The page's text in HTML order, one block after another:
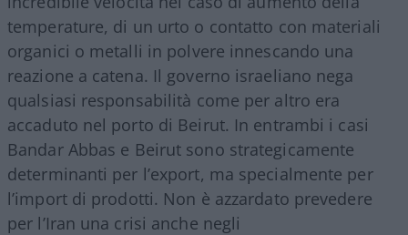
temperature, di un urto o contatto con materiali
organici o metalli in polvere innescando una
reazione a catena. Il governo israeliano nega
qualsiasi responsabilità come per altro era
accaduto nel porto di Beirut. In entrambi i casi
Bandar Abbas e Beirut sono strategicamente
determinanti per l’export, ma specialmente per
l’import di prodotti. Non è azzardato prevedere
per l’Iran una crisi anche negli